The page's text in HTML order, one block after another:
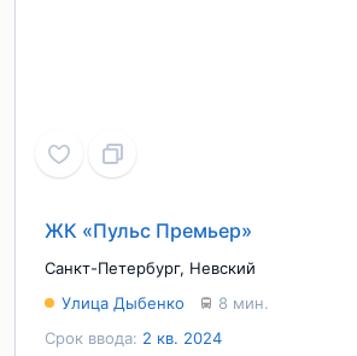
ЖК «Пульс Премьер»
Санкт-Петербург, Невский
Срок ввода: 2 кв. 2024
Улица Дыбенко 8 мин.